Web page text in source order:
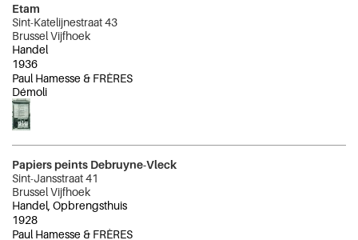
Etam
Sint-Katelijnestraat 43
Brussel Vijfhoek
Handel
1936
Paul Hamesse & FRÈRES
Démoli
Papiers peints Debruyne-Vleck
Sint-Jansstraat 41
Brussel Vijfhoek
Handel, Opbrengsthuis
1928
Paul Hamesse & FRÈRES